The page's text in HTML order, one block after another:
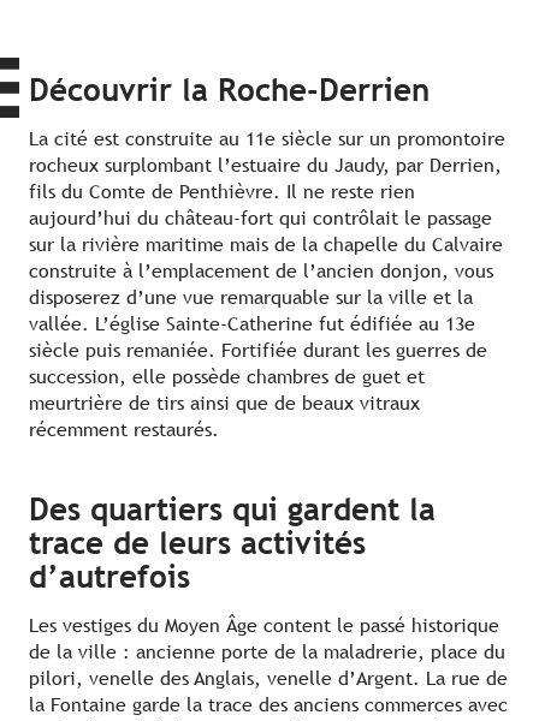
Découvrir la Roche-Derrien
La cité est construite au 11e siècle sur un promontoire
rocheux surplombant l’estuaire du Jaudy, par Derrien,
fils du Comte de Penthièvre. Il ne reste rien
aujourd’hui du château-fort qui contrôlait le passage
sur la rivière maritime mais de la chapelle du Calvaire
construite à l’emplacement de l’ancien donjon, vous
disposerez d’une vue remarquable sur la ville et la
vallée. L’église Sainte-Catherine fut édifiée au 13e
siècle puis remaniée. Fortifiée durant les guerres de
succession, elle possède chambres de guet et
meurtrière de tirs ainsi que de beaux vitraux
récemment restaurés.
Des quartiers qui gardent la
trace de leurs activités
d’autrefois
Les vestiges du Moyen Âge content le passé historique
de la ville : ancienne porte de la maladrerie, place du
pilori, venelle des Anglais, venelle d’Argent. La rue de
la Fontaine garde la trace des anciens commerces avec